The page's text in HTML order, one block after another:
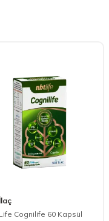
Cognilife 60 Kapsül